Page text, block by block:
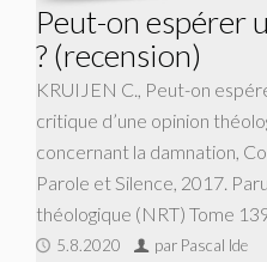
Peut-on espérer
? (recension)
KRUIJEN C., Peut-on
critique d’une opinion
concernant la damnation,
Parole et Silence, 2017.
théologique (NRT) Tome
5.8.2020 par Pascal Ide